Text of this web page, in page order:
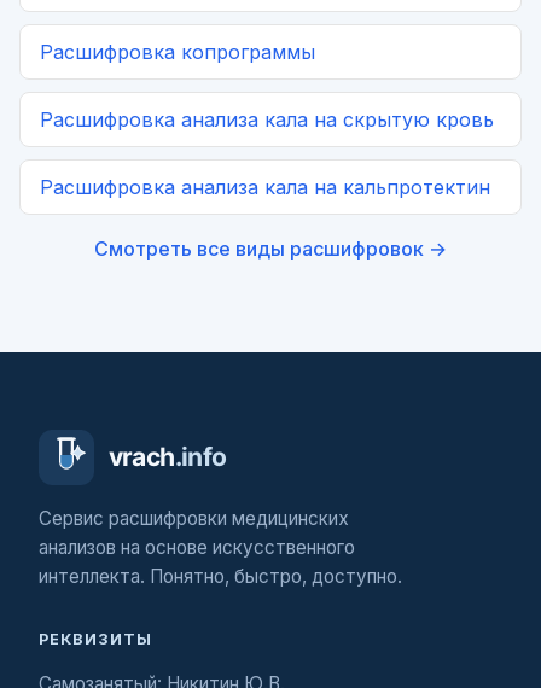
Расшифровка копрограммы
Расшифровка анализа кала на скрытую кровь
Расшифровка анализа кала на кальпротектин
Смотреть все виды расшифровок →
Сервис расшифровки медицинских
анализов на основе искусственного
интеллекта. Понятно, быстро, доступно.
РЕКВИЗИТЫ
Самозанятый: Никитин Ю.В.